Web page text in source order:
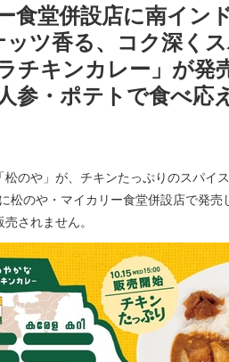
食堂併設店に南イン
ツ香る、コク深く
チキンカレー」が発
参・ポテトで食べ応
のや」が、チキンたっぷりのスパイ
松のや・マイカリー食堂併設店で発売
されません。